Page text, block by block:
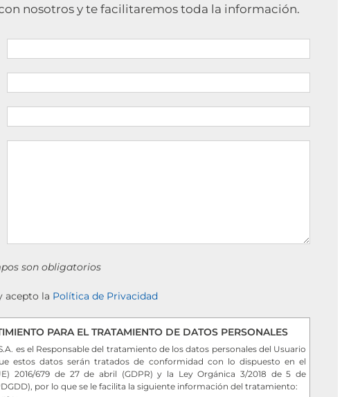
nosotros y te facilitaremos toda la información.
son obligatorios
acepto la Política de Privacidad
PARA EL TRATAMIENTO DE DATOS PERSONALES
es el Responsable del tratamiento de los datos personales del Usuario
estos datos serán tratados de conformidad con lo dispuesto en el
2016/679 de 27 de abril (GDPR) y la Ley Orgánica 3/2018 de 5 de
por lo que se le facilita la siguiente información del tratamiento: